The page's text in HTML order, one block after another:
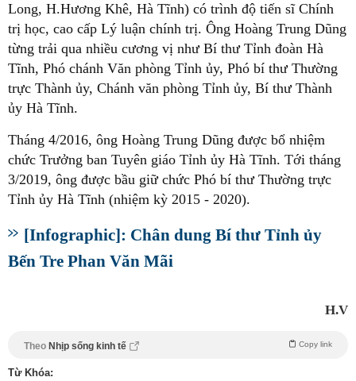
Long, H.Hương Khê, Hà Tĩnh) có trình độ tiến sĩ Chính
trị học, cao cấp Lý luận chính trị. Ông Hoàng Trung Dũng
từng trải qua nhiều cương vị như Bí thư Tỉnh đoàn Hà
Tĩnh, Phó chánh Văn phòng Tỉnh ủy, Phó bí thư Thường
trực Thành ủy, Chánh văn phòng Tỉnh ủy, Bí thư Thành
ủy Hà Tĩnh.
Tháng 4/2016, ông Hoàng Trung Dũng được bổ nhiệm
chức Trưởng ban Tuyên giáo Tỉnh ủy Hà Tĩnh. Tới tháng
3/2019, ông được bầu giữ chức Phó bí thư Thường trực
Tỉnh ủy Hà Tĩnh (nhiệm kỳ 2015 - 2020).
[Infographic]: Chân dung Bí thư Tỉnh ủy
Bến Tre Phan Văn Mãi
H.V
Theo Nhịp sống kinh tế Copy link
Từ Khóa: